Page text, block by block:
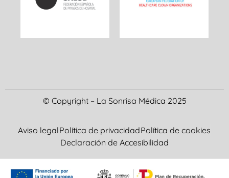
© Copyright – La Sonrisa Médica 2025
Aviso legalPolítica de privacidadPolítica de cookies
Declaración de Accesibilidad